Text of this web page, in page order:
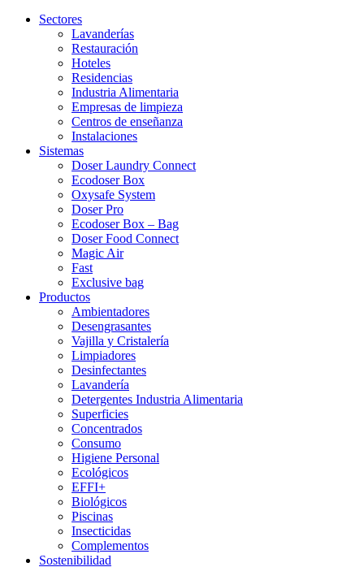
Sectores
Lavanderías
Restauración
Hoteles
Residencias
Industria Alimentaria
Empresas de limpieza
Centros de enseñanza
Instalaciones
Sistemas
Doser Laundry Connect​
Ecodoser Box
Oxysafe System
Doser Pro
Ecodoser Box – Bag
Doser Food Connect
Magic Air
Fast
Exclusive bag
Productos
Ambientadores
Desengrasantes
Vajilla y Cristalería
Limpiadores
Desinfectantes
Lavandería
Detergentes Industria Alimentaria
Superficies
Concentrados
Consumo
Higiene Personal
Ecológicos
EFFI+
Biológicos
Piscinas
Insecticidas
Complementos
Sostenibilidad